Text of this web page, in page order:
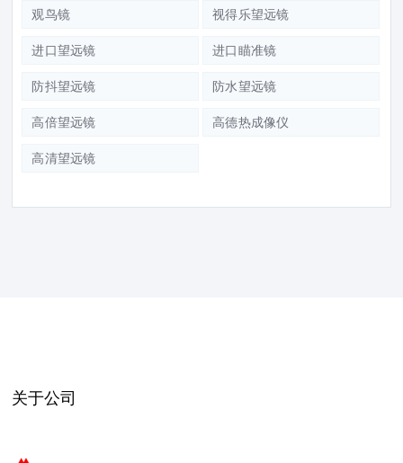
观鸟镜 视得乐望远镜
进口望远镜 进口瞄准镜
防抖望远镜 防水望远镜
高倍望远镜 高德热成像仪
高清望远镜
关于公司